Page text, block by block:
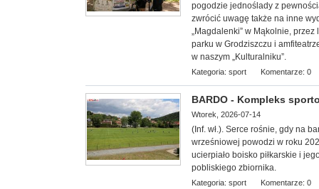
pogodzie jednoślady z
zwrócić uwagę także na inne
„Magdalenki” w Mąkolnie,
parku w Grodziszczu i
w naszym „Kulturalniku”.
Kategoria: sport Komentarze: 0
BARDO - Kompleks
Wtorek, 2026-07-14
(Inf. wł.). Serce rośnie, gdy na
wrześniowej powodzi w roku
ucierpiało boisko piłkarskie i
pobliskiego zbiornika.
Kategoria: sport Komentarze: 0